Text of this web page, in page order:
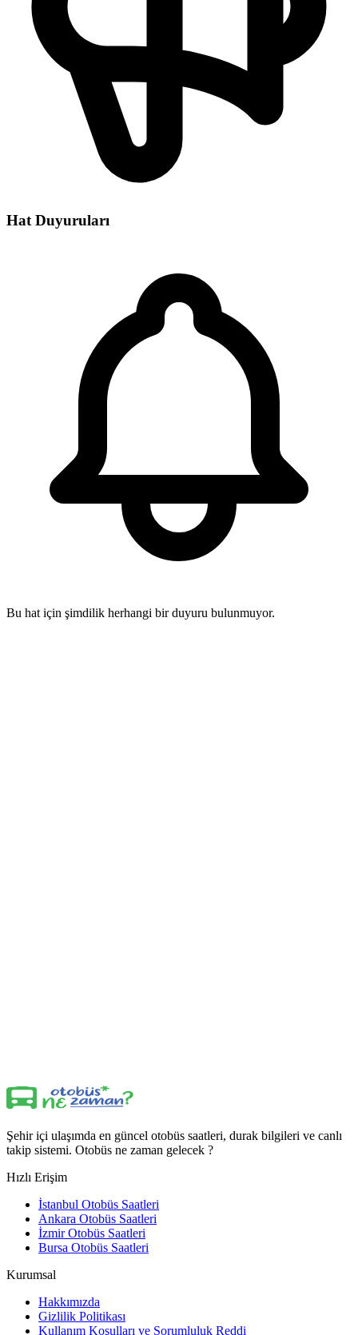
Hat Duyuruları
Bu hat için şimdilik herhangi bir duyuru bulunmuyor.
Şehir içi ulaşımda en güncel otobüs saatleri, durak bilgileri ve canlı
takip sistemi. Otobüs ne zaman gelecek ?
Hızlı Erişim
İstanbul Otobüs Saatleri
Ankara Otobüs Saatleri
İzmir Otobüs Saatleri
Bursa Otobüs Saatleri
Kurumsal
Hakkımızda
Gizlilik Politikası
Kullanım Koşulları ve Sorumluluk Reddi